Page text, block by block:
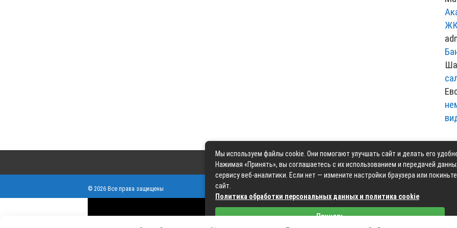
ЖК
Контакты Карта
© 2026 Все права защищены
Связаться с редакцией сайта:
Мы используем файлы cookie. Они помогают улучшать сайт и делать его
Нажимая «Принять», вы соглашаетесь с их использованием и передачей
сервису веб-аналитики. Если нет — измените настройки браузера или покиньте
сайт.
Политика обработки персональных данных и политика cookie
Принять